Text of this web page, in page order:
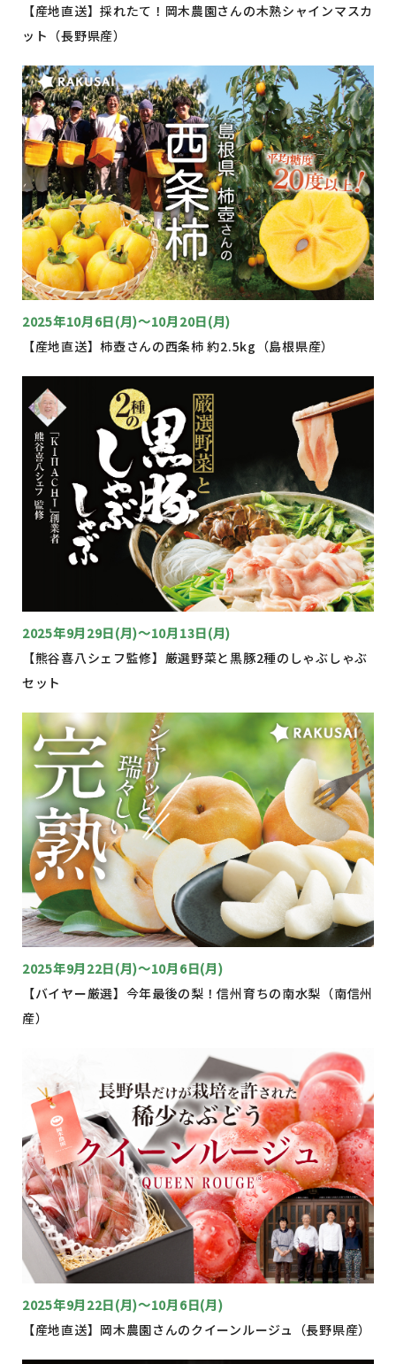
【産地直送】採れたて！岡木農園さんの木熟シャインマスカ
ット（長野県産）
2025年10月6日(月)～10月20日(月)
【産地直送】柿壺さんの西条柿 約2.5kg（島根県産）
2025年9月29日(月)〜10月13日(月)
【熊谷喜八シェフ監修】厳選野菜と黒豚2種のしゃぶしゃぶ
セット
2025年9月22日(月)〜10月6日(月)
【バイヤー厳選】今年最後の梨！信州育ちの南水梨（南信州
産）
2025年9月22日(月)〜10月6日(月)
【産地直送】岡木農園さんのクイーンルージュ（長野県産）